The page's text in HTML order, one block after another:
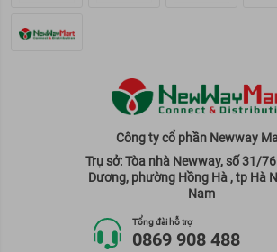
Công ty cổ phần Newway
Trụ sở: Tòa nhà Newway, số 31/
Dương, phường Hồng Hà , tp Hà
Nam
Tổng đài hỗ trợ
0869 908 488